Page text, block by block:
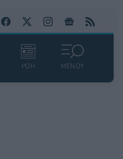
ΡΟΗ ΜΕΝΟΥ